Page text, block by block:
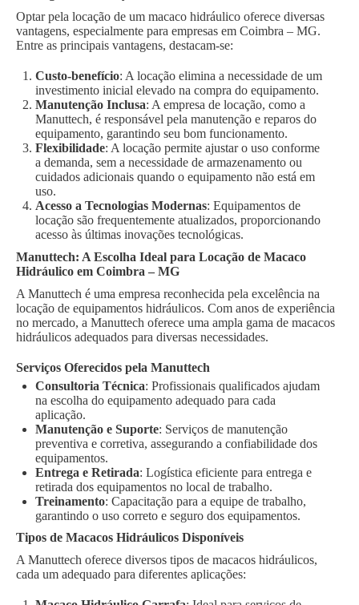
Optar pela locação de um macaco hidráulico oferece diversas
vantagens, especialmente para empresas em Coimbra – MG.
Entre as principais vantagens, destacam-se:
Custo-benefício: A locação elimina a necessidade de um
investimento inicial elevado na compra do equipamento.
Manutenção Inclusa: A empresa de locação, como a
Manuttech, é responsável pela manutenção e reparos do
equipamento, garantindo seu bom funcionamento.
Flexibilidade: A locação permite ajustar o uso conforme
a demanda, sem a necessidade de armazenamento ou
cuidados adicionais quando o equipamento não está em
uso.
Acesso a Tecnologias Modernas: Equipamentos de
locação são frequentemente atualizados, proporcionando
acesso às últimas inovações tecnológicas.
Manuttech: A Escolha Ideal para Locação de Macaco
Hidráulico em Coimbra – MG
A Manuttech é uma empresa reconhecida pela excelência na
locação de equipamentos hidráulicos. Com anos de experiência
no mercado, a Manuttech oferece uma ampla gama de macacos
hidráulicos adequados para diversas necessidades.
Serviços Oferecidos pela Manuttech
Consultoria Técnica: Profissionais qualificados ajudam
na escolha do equipamento adequado para cada
aplicação.
Manutenção e Suporte: Serviços de manutenção
preventiva e corretiva, assegurando a confiabilidade dos
equipamentos.
Entrega e Retirada: Logística eficiente para entrega e
retirada dos equipamentos no local de trabalho.
Treinamento: Capacitação para a equipe de trabalho,
garantindo o uso correto e seguro dos equipamentos.
Tipos de Macacos Hidráulicos Disponíveis
A Manuttech oferece diversos tipos de macacos hidráulicos,
cada um adequado para diferentes aplicações: